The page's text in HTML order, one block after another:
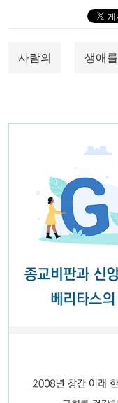
사람의 생애를